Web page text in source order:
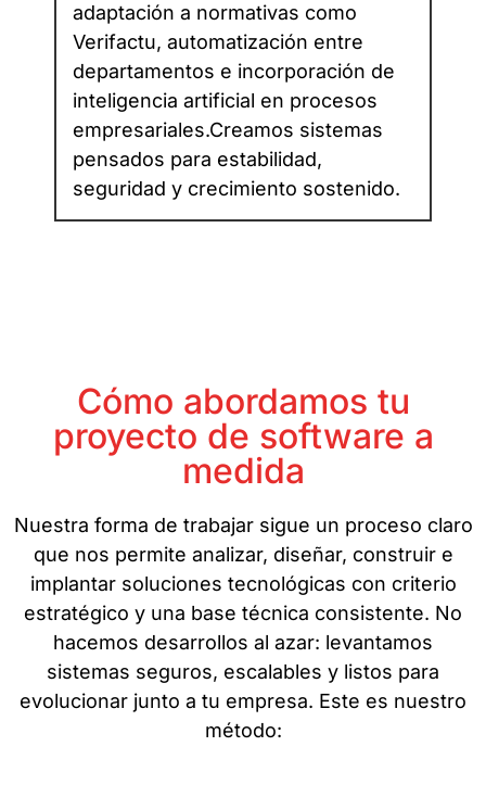
adaptación a normativas como
Verifactu, automatización entre
departamentos e incorporación de
inteligencia artificial en procesos
empresariales.Creamos sistemas
pensados para estabilidad,
seguridad y crecimiento sostenido.
Cómo abordamos tu
proyecto de software a
medida
Nuestra forma de trabajar sigue un proceso claro
que nos permite analizar, diseñar, construir e
implantar soluciones tecnológicas con criterio
estratégico y una base técnica consistente. No
hacemos desarrollos al azar: levantamos
sistemas seguros, escalables y listos para
evolucionar junto a tu empresa. Este es nuestro
método: